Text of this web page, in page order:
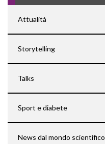
Attualità
Storytelling
Talks
Sport e diabete
News dal mondo scientifico